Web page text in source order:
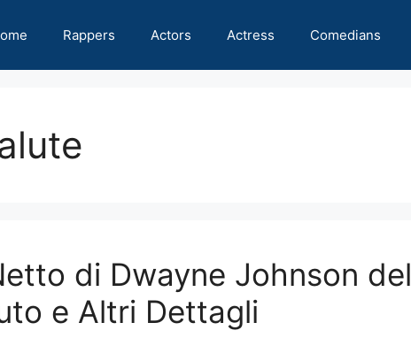
Rappers Actors Actress Comedians
di Dwayne Johnson del
e Altri Dettagli